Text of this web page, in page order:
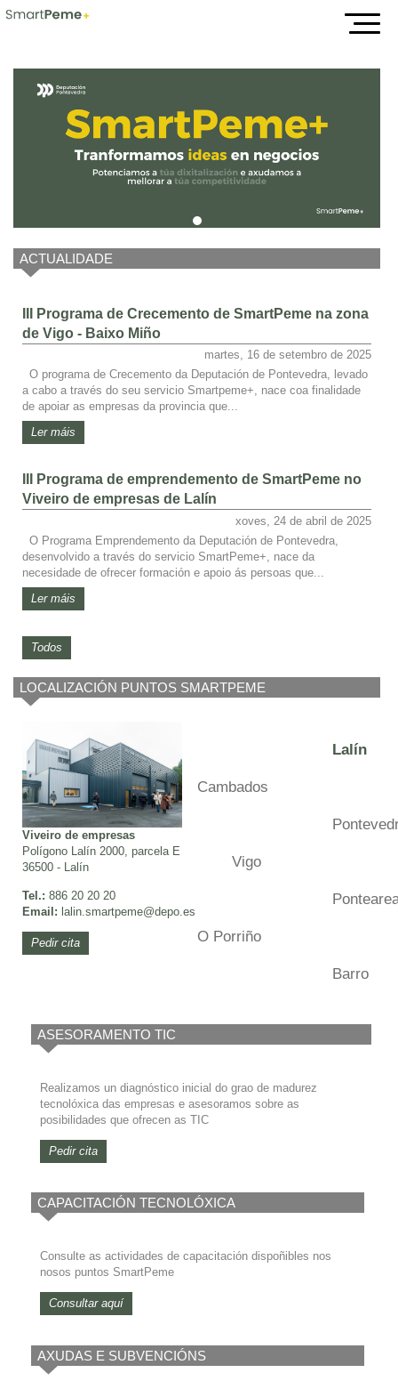
Inicio
ACTUALIDADE
III Programa de Crecemento de SmartPeme na zona
de Vigo - Baixo Miño
martes, 16 de setembro de 2025
O programa de Crecemento da Deputación de Pontevedra, levado
a cabo a través do seu servicio Smartpeme+, nace coa finalidade
de apoiar as empresas da provincia que...
Ler máis
III Programa de emprendemento de SmartPeme no
Viveiro de empresas de Lalín
xoves, 24 de abril de 2025
O Programa Emprendemento da Deputación de Pontevedra,
desenvolvido a través do servicio SmartPeme+, nace da
necesidade de ofrecer formación e apoio ás persoas que...
Ler máis
Todos
LOCALIZACIÓN PUNTOS SMARTPEME
Viveiro de empresas
Polígono Lalín 2000, parcela E
36500 - Lalín
Tel.: 886 20 20 20
Email: lalin.smartpeme@depo.es
Pedir cita
Lalín
Cambados
Vigo
O Porriño
Barro
ASESORAMENTO TIC
Realizamos un diagnóstico inicial do grao de madurez
tecnolóxica das empresas e asesoramos sobre as
posibilidades que ofrecen as TIC
Pedir cita
CAPACITACIÓN TECNOLÓXICA
Consulte as actividades de capacitación dispoñibles nos
nosos puntos SmartPeme
Consultar aquí
AXUDAS E SUBVENCIÓNS